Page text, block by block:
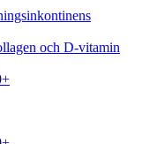
och D-vitamin